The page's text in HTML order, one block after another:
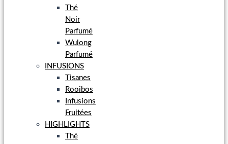
Thé
Noir
Parfumé
Wulong
Parfumé
INFUSIONS
Tisanes
Rooibos
Infusions
Fruitées
HIGHLIGHTS
Thé